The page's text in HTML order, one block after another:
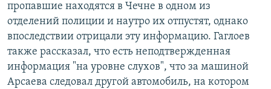
пропавшие находятся в Чечне в одном из
отделений полиции и наутро их отпустят, однако
впоследствии отрицали эту информацию. Гаглоев
также рассказал, что есть неподтвержденная
информация "на уровне слухов", что за машиной
Арсаева следовал другой автомобиль, на котором